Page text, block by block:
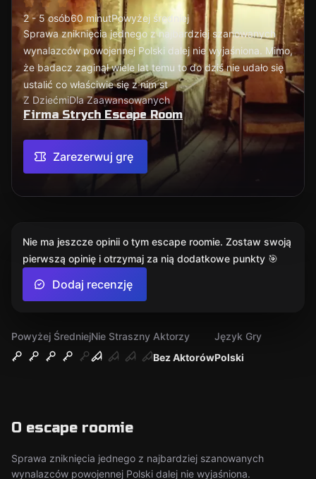
2 - 5 osób60 minutPowyżej średniej
Sprawa zniknięcia jednego z najbardziej szanowanych
wynalazców powojennej Polski dalej nie wyjaśniona. Mimo,
że badacz zaginął wiele lat temu to do dziś nie udało się
ustalić co właściwie się z nim st
Z DziećmiDla Zaawansowanych
Firma Strych Escape Room
Zarezerwuj grę
Powyżej ŚredniejNie Straszny
Bez Aktorów
Aktorzy
Polski
Język Gry
O escape roomie
Sprawa zniknięcia jednego z najbardziej szanowanych
wynalazców powojennej Polski dalej nie wyjaśniona.
Nie ma jeszcze opinii o tym escape roomie. Zostaw swoją
pierwszą opinię i otrzymaj za nią dodatkowe punkty 🎯
Dodaj recenzję